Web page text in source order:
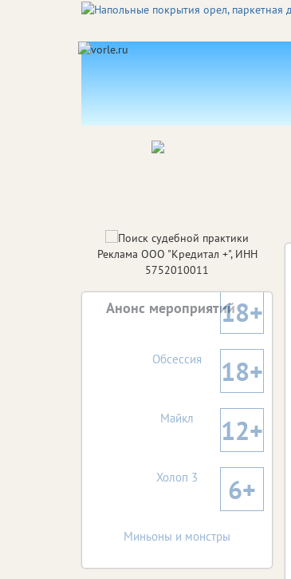
Реклама ООО "Кредитал +", ИНН
5752010011
Анонс мероприятий18+
Обсессия 18+
Майкл 12+
Холоп 3 6+
Миньоны и монстры